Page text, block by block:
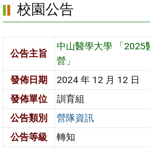
區
校園公告
公告主旨
中山醫學大學 「2025
營」
發佈日期
2024 年 12 月 12 日
發佈單位
訓育組
公告類別
營隊資訊
公告等級
轉知